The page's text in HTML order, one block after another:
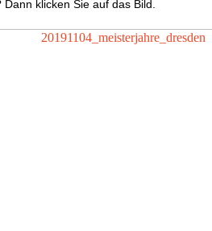
klicken Sie auf das Bild.